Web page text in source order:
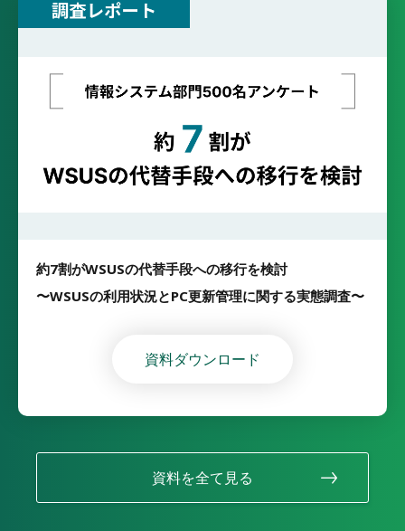
約7割がWSUSの代替手段への移行を検討
〜WSUSの利用状況とPC更新管理に関する実態調査〜
資料ダウンロード
資料を全て見る